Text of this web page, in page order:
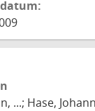
...; Hase,